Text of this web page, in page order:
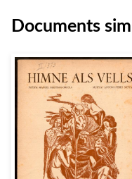
Documents